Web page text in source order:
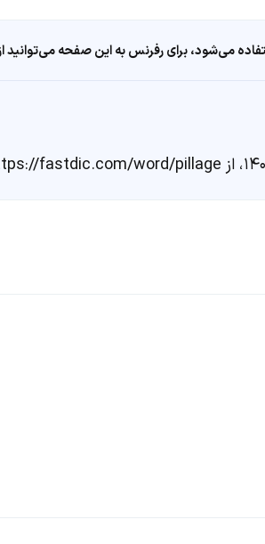
می‌شود، برای رفرنس به این صفحه می‌توانید